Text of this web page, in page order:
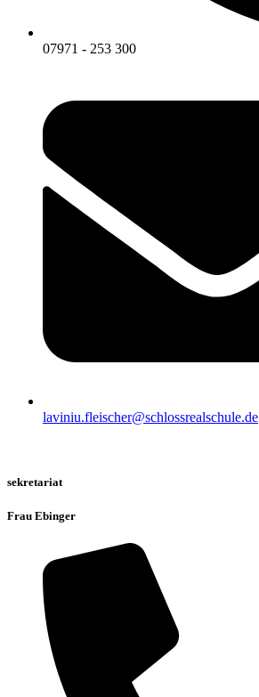
07971 - 253 300
laviniu.fleischer@schlossrealschule.de
sekretariat
Frau Ebinger